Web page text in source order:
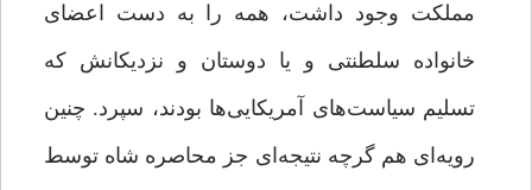
مملکت وجود داشت، همه را به دست اعضای
خانواده سلطنتی و یا دوستان و نزدیکانش که
تسلیم سیاست‌های آمریکایی‌ها بودند، سپرد. چنین
رویه‌ای هم گرچه نتیجه‌ای جز محاصره شاه توسط